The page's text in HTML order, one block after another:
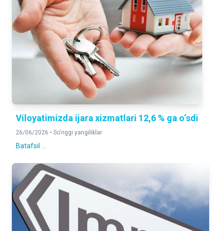
Viloyatimizda ijara xizmatlari 12,6 % ga o‘sdi
26/06/2026 • So'nggi yangiliklar
Batafsil ...